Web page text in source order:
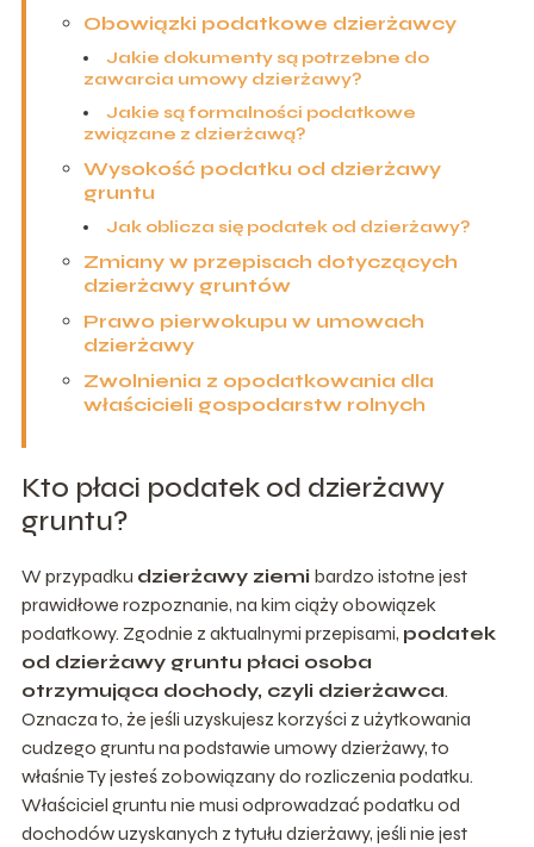
Obowiązki podatkowe dzierżawcy
Jakie dokumenty są potrzebne do
zawarcia umowy dzierżawy?
Jakie są formalności podatkowe
związane z dzierżawą?
Wysokość podatku od dzierżawy
gruntu
Jak oblicza się podatek od dzierżawy?
Zmiany w przepisach dotyczących
dzierżawy gruntów
Prawo pierwokupu w umowach
dzierżawy
Zwolnienia z opodatkowania dla
właścicieli gospodarstw rolnych
Kto płaci podatek od dzierżawy
gruntu?
W przypadku dzierżawy ziemi bardzo istotne jest
prawidłowe rozpoznanie, na kim ciąży obowiązek
podatkowy. Zgodnie z aktualnymi przepisami, podatek
od dzierżawy gruntu płaci osoba
otrzymująca dochody, czyli dzierżawca.
Oznacza to, że jeśli uzyskujesz korzyści z użytkowania
cudzego gruntu na podstawie umowy dzierżawy, to
właśnie Ty jesteś zobowiązany do rozliczenia podatku.
Właściciel gruntu nie musi odprowadzać podatku od
dochodów uzyskanych z tytułu dzierżawy, jeśli nie jest